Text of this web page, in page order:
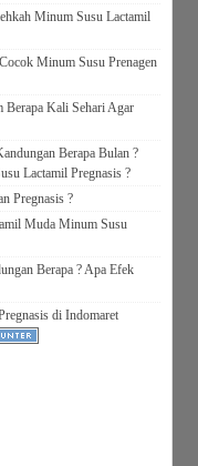
Minum Susu Lactamil
Minum Susu Prenagen
Berapa Kali Sehari Agar
Berapa Bulan ?
Lactamil Pregnasis ?
Pregnasis ?
Muda Minum Susu
Berapa ? Apa Efek
di Indomaret